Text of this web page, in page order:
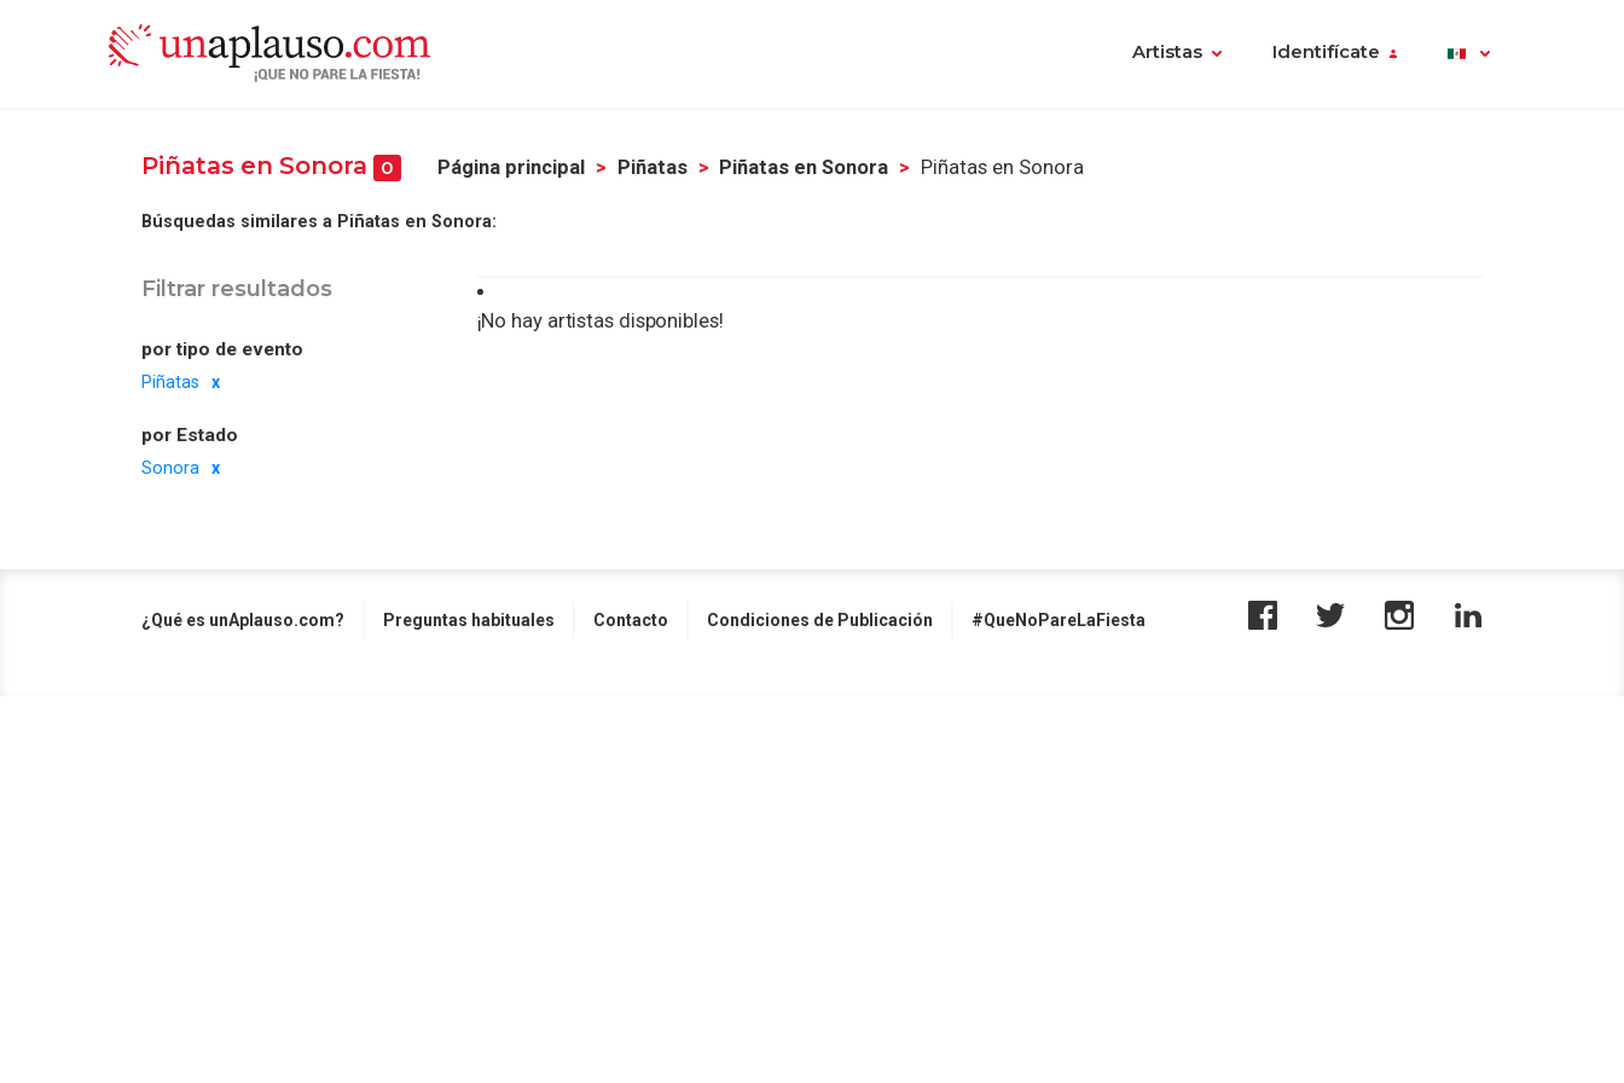
Artistas Identifícate
Piñatas en Sonora 0 Página principal Piñatas Piñatas en Sonora Piñatas en Sonora
Búsquedas similares a Piñatas en Sonora:
Filtrar resultados
por tipo de evento
Piñatas
por Estado
Sonora
¡No hay artistas disponibles!
¿Qué es unAplauso.com? Preguntas habituales Contacto Condiciones de Publicación #QueNoPareLaFiesta